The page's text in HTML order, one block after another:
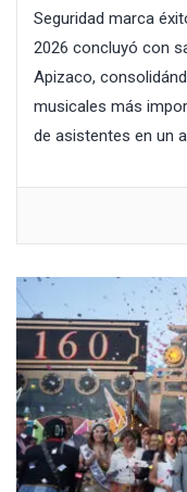
Seguridad marca
2026 concluyó con
Apizaco,
musicales más
de asistentes en un